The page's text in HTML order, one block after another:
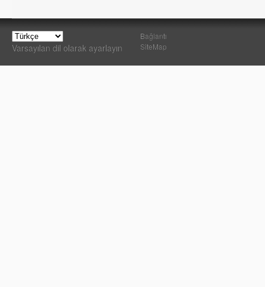
Varsayılan dil olarak ayarlayın
Bağlantı
SiteMap